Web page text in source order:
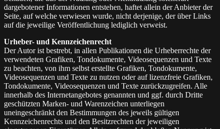
dargebotener Informationen entstehen, haftet allein der Anbieter der
Seite, auf welche verwiesen wurde, nicht derjenige, der über Links
auf die jeweilige Veröffentlichung lediglich verweist.
Urheber- und Kennzeichenrecht
Der Autor ist bestrebt, in allen Publikationen die Urheberrechte der
verwendeten Grafiken, Tondokumente, Videosequenzen und Texte
zu beachten, von ihm selbst erstellte Grafiken, Tondokumente,
Videosequenzen und Texte zu nutzen oder auf lizenzfreie Grafiken,
Tondokumente, Videosequenzen und Texte zurückzugreifen. Alle
innerhalb des Internetangebotes genannten und ggf. durch Dritte
geschützten Marken- und Warenzeichen unterliegen
uneingeschränkt den Bestimmungen des jeweils gültigen
Kennzeichenrechts und den Besitzrechten der jeweiligen